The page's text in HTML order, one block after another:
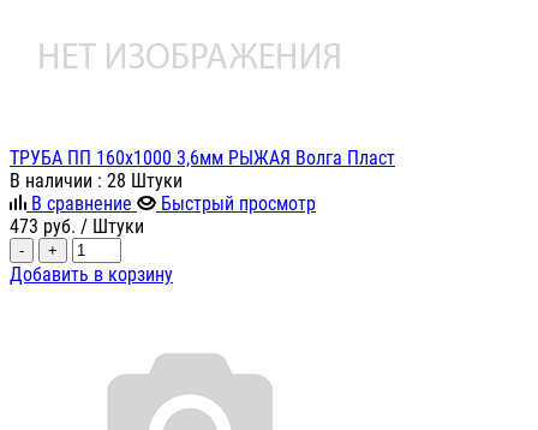
ТРУБА ПП 160х1000 3,6мм РЫЖАЯ Волга Пласт
В наличии : 28 Штуки
В сравнение
Быстрый просмотр
473 руб. / Штуки
- +
Добавить в корзину